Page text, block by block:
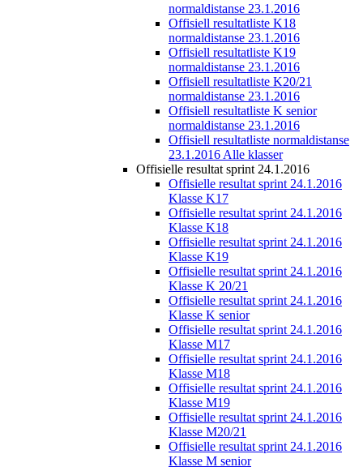
normaldistanse 23.1.2016
Offisiell resultatliste K18
normaldistanse 23.1.2016
Offisiell resultatliste K19
normaldistanse 23.1.2016
Offisiell resultatliste K20/21
normaldistanse 23.1.2016
Offisiell resultatliste K senior
normaldistanse 23.1.2016
Offisiell resultatliste normaldistanse
23.1.2016 Alle klasser
Offisielle resultat sprint 24.1.2016
Offisielle resultat sprint 24.1.2016
Klasse K17
Offisielle resultat sprint 24.1.2016
Klasse K18
Offisielle resultat sprint 24.1.2016
Klasse K19
Offisielle resultat sprint 24.1.2016
Klasse K 20/21
Offisielle resultat sprint 24.1.2016
Klasse K senior
Offisielle resultat sprint 24.1.2016
Klasse M17
Offisielle resultat sprint 24.1.2016
Klasse M18
Offisielle resultat sprint 24.1.2016
Klasse M19
Offisielle resultat sprint 24.1.2016
Klasse M20/21
Offisielle resultat sprint 24.1.2016
Klasse M senior